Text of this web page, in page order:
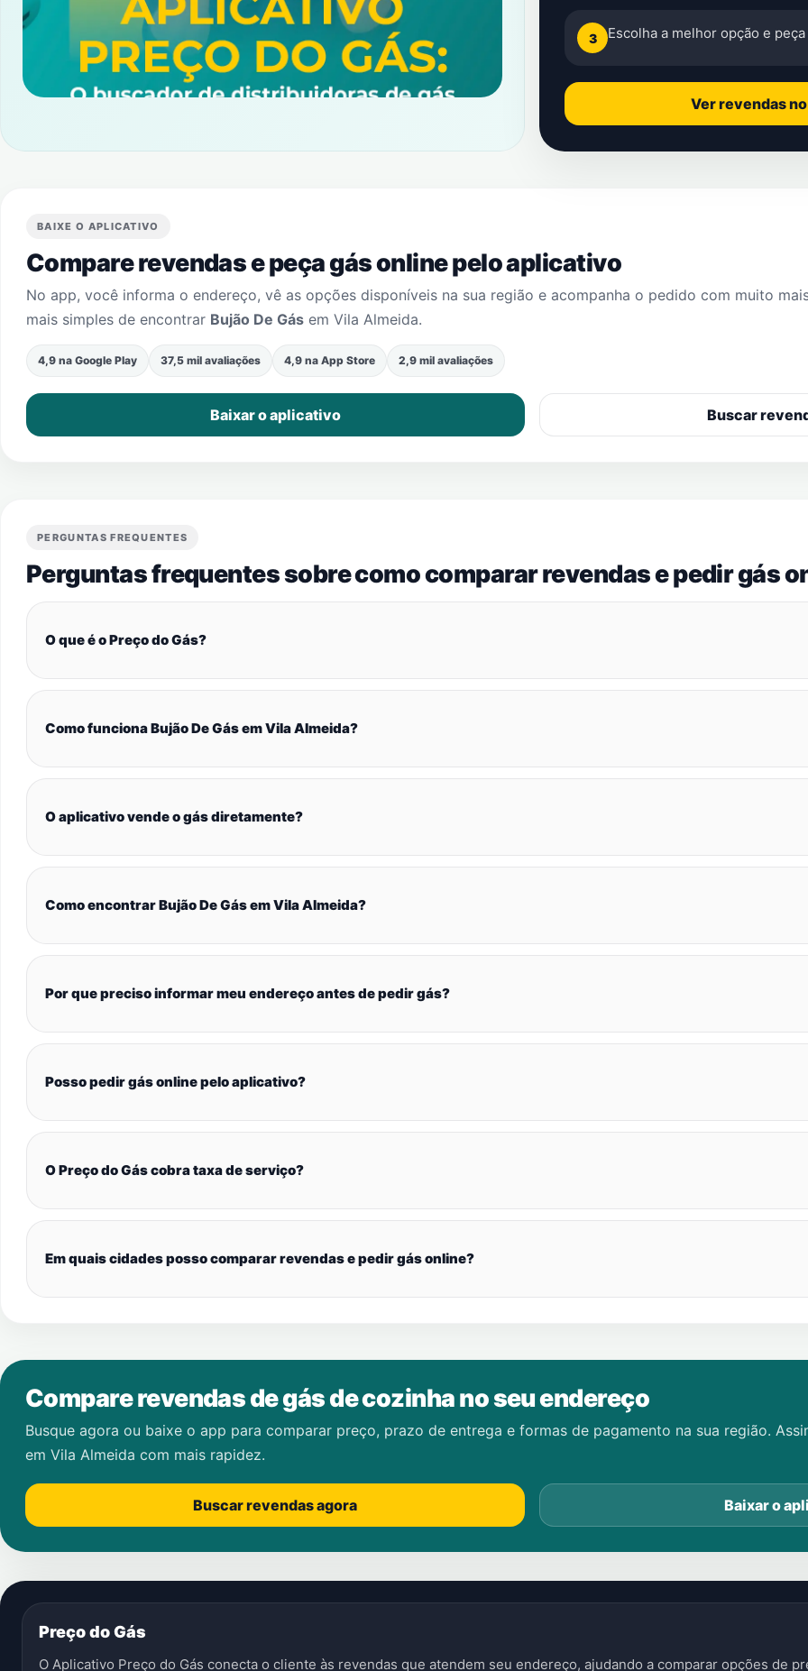
3 Escolha a melhor opção e
Ver revendas
BAIXE O APLICATIVO
Compare revendas e peça gás online pelo aplicativo
No app, você informa o endereço, vê as opções disponíveis na sua região e acompanha o pedido com muito
mais simples de encontrar Bujão De Gás em Vila Almeida.
4,9 na Google Play 37,5 mil avaliações 4,9 na App Store 2,9 mil avaliações
Baixar o aplicativo Buscar
PERGUNTAS FREQUENTES
Perguntas frequentes sobre como comparar revendas e pedir gás
O que é o Preço do Gás?
Como funciona Bujão De Gás em Vila Almeida?
O aplicativo vende o gás diretamente?
Como encontrar Bujão De Gás em Vila Almeida?
Por que preciso informar meu endereço antes de pedir gás?
Posso pedir gás online pelo aplicativo?
O Preço do Gás cobra taxa de serviço?
Em quais cidades posso comparar revendas e pedir gás online?
Compare revendas de gás de cozinha no seu endereço
Busque agora ou baixe o app para comparar preço, prazo de entrega e formas de pagamento na sua região.
em Vila Almeida com mais rapidez.
Buscar revendas agora Baixar o
Preço do Gás
O Aplicativo Preço do Gás conecta o cliente às revendas que atendem seu endereço, ajudando a comparar opções de